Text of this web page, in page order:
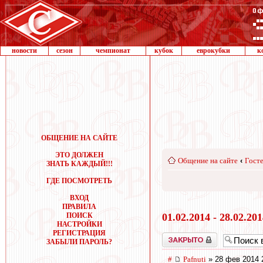
новости сезон чемпионат кубок еврокубки
ОБЩЕНИЕ НА САЙТЕ
ЭТО ДОЛЖЕН
ЗНАТЬ КАЖДЫЙ!!!
ГДЕ ПОСМОТРЕТЬ
ВХОД
ПРАВИЛА
ПОИСК
НАСТРОЙКИ
РЕГИСТРАЦИЯ
ЗАБЫЛИ ПАРОЛЬ?
Общение на сайте ‹
01.02.2014 -
Закрыто
# Pafnuti » 28 фев 2014